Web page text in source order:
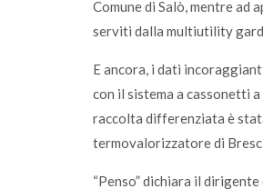
Comune di Salò, mentre ad
serviti dalla multiutility
E ancora, i dati
con il sistema a cassonetti
raccolta differenziata è
termovalorizzatore di
“Penso” dichiara il